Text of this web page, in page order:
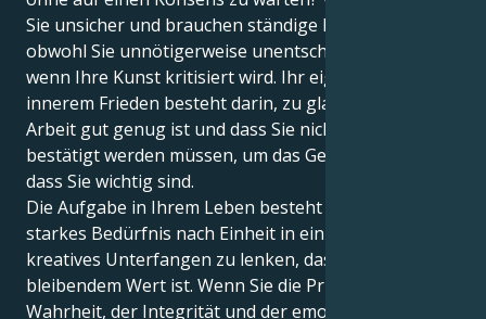
Sie unsicher und brauchen ständige Bestätigung,
obwohl Sie unnötigerweise unentschlossen werden,
wenn Ihre Kunst kritisiert wird. Ihr eigener Weg zu
innerem Frieden besteht darin, zu glauben, dass Ihre
Arbeit gut genug ist und dass Sie nicht von außen
bestätigt werden müssen, um das Gefühl zu haben,
dass Sie wichtig sind.
Die Aufgabe in Ihrem Leben besteht darin, Ihr
starkes Bedürfnis nach Einheit in ein soziales oder
kreatives Unterfangen zu lenken, das von
bleibendem Wert ist. Wenn Sie die Prinzipien der
Wahrheit, der Integrität und der emotionalen Reife